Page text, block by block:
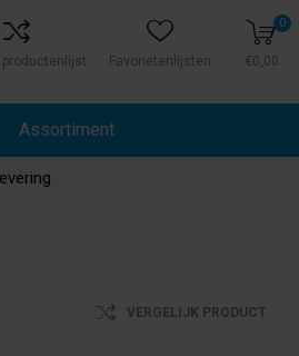
productenlijst Favorietenlijsten
0
€0,00
Assortiment
VERGELIJK PRODUCT